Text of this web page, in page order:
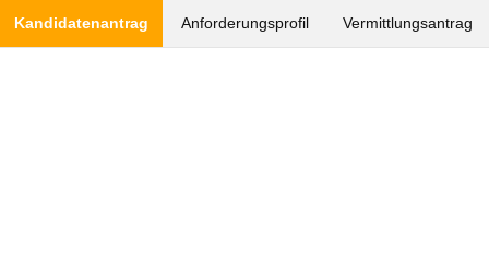
Kandidatenantrag Anforderungsprofil Vermittlungsantrag